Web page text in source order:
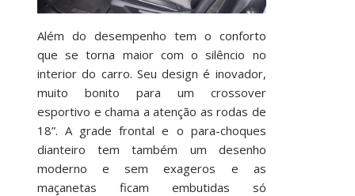
Além do desempenho tem o conforto
que se torna maior com o silêncio no
interior do carro. Seu design é inovador,
muito bonito para um crossover
esportivo e chama a atenção as rodas de
18”. A grade frontal e o para-choques
dianteiro tem também um desenho
moderno e sem exageros e as
maçanetas ficam embutidas só